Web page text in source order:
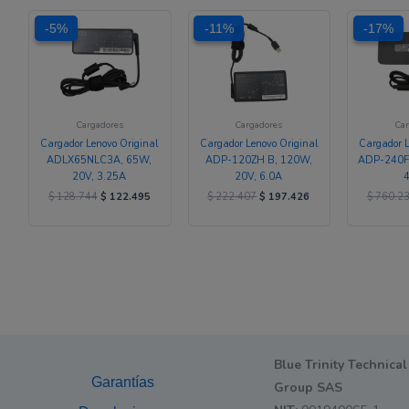
-5%
-5%
Cargadores
Cargador Lenovo Original
ADLX65NLC3A, 65W,
20V, 3.25A
$128.744
precio
original
era:
$ 128.744.
$ 122.495
-11%
-11%
Cargadores
Cargador Lenovo Original
ADP-120ZH B, 120W,
20V, 6.0A
$222.407
precio
original
era:
$ 197.426
-17%
-17%
Cargador
ADP-
$
Garantías
Blue Trinity
Group SAS